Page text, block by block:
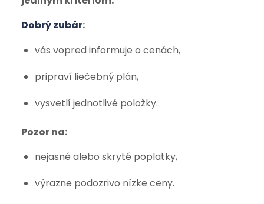
Dobrý zubár:
vás vopred informuje o cenách,
pripraví liečebný plán,
vysvetlí jednotlivé položky.
Pozor na:
nejasné alebo skryté poplatky,
výrazne podozrivo nízke ceny.